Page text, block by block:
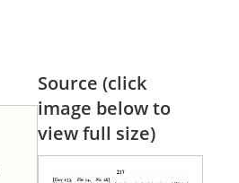
Source (click
image below to
view full size)